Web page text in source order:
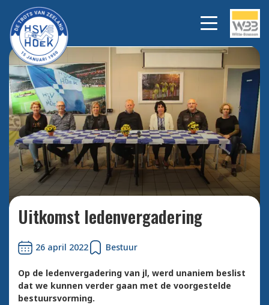
Bekijk alle foto's
Uitkomst ledenvergadering
26 april 2022 Bestuur
Op de ledenvergadering van jl, werd unaniem beslist
dat we kunnen verder gaan met de voorgestelde
bestuursvorming.